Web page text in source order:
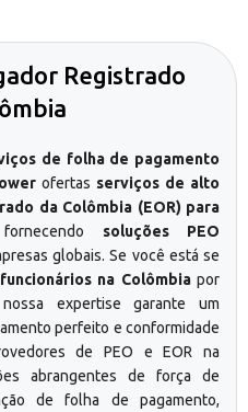
Registrado
de folha de pagamento
ofertas serviços de alto
da Colômbia (EOR) para
soluções PEO
globais. Se você está se
na Colômbiapor
expertise garante um
perfeito e conformidade
de PEO e EOR na
abrangentes de força de
de folha de pagamento,